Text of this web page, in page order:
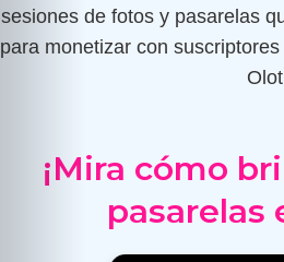
sesiones de fotos y pasarelas
para monetizar con
¡Mira cómo
pasarelas